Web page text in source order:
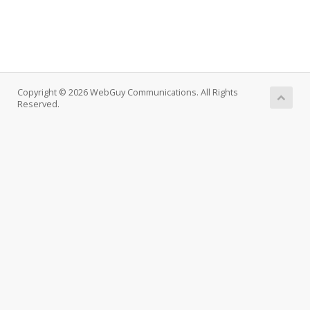
Copyright © 2026 WebGuy Communications. All Rights
Reserved.